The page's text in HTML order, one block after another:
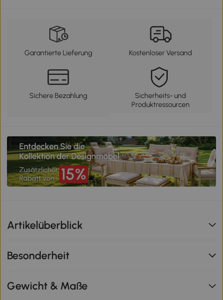
Garantierte Lieferung Kostenloser Versand
Sichere Bezahlung
Sicherheits- und
Produktressourcen
Artikelüberblick
Besonderheit
Gewicht & Maße